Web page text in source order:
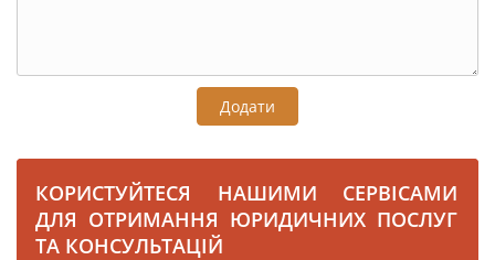
Додати
КОРИСТУЙТЕСЯ НАШИМИ СЕРВІСАМИ
ДЛЯ ОТРИМАННЯ ЮРИДИЧНИХ ПОСЛУГ
ТА КОНСУЛЬТАЦІЙ